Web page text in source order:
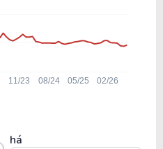
há